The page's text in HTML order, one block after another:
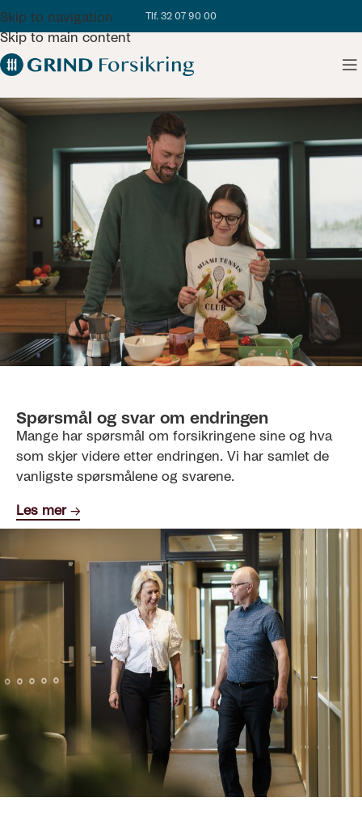
Skip to navigation
Skip to main content
Tlf. 32 07 90 00
Spørsmål og svar om endringen
Mange har spørsmål om forsikringene sine og hva
som skjer videre etter endringen. Vi har samlet de
vanligste spørsmålene og svarene.
Les mer